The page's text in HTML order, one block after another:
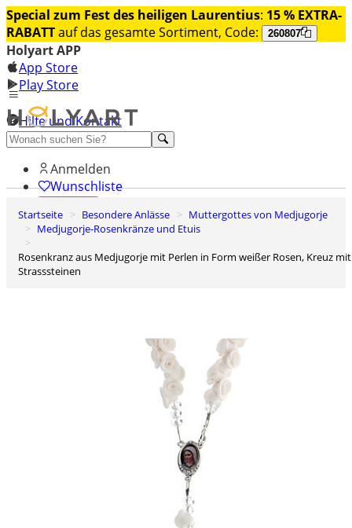
Special zum Fest des heiligen Laurentius: 15 % EXTRA-
RABATTauf das gesamte Sortiment, Code: 260807
Holyart APP
App Store
Play Store
Hilfe und Kontakt
Entdecken Sie Premium
Anmelden
Wunschliste
0
Warenkorb
Startseite Besondere Anlässe
Muttergottes von Medjugorje
Medjugorje-Rosenkränze und Etuis
Rosenkranz aus Medjugorje mit Perlen in Form weißer Rosen, Kreuz mit
Strasssteinen